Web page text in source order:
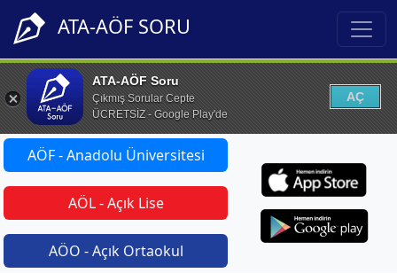
ATA-AÖF SORU
ATA-AÖF Soru
Çıkmış Sorular Cepte
ÜCRETSİZ - Google Play'de
AÇ
AÖF - Anadolu Üniversitesi
AÖL - Açık Lise
AÖO - Açık Ortaokul